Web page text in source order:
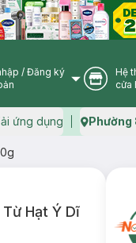
User Icon
/ Đăng ký
Hệ
cửa
ứng dụng Phường
Hạt Ý Dĩ